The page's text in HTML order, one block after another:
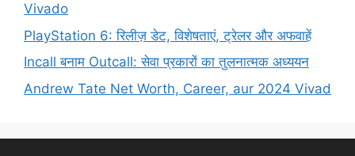
Vivado
PlayStation 6: रिलीज़ डेट, विशेषताएं, ट्रेलर और अफवाहें
Incall बनाम Outcall: सेवा प्रकारों का तुलनात्मक अध्ययन
Andrew Tate Net Worth, Career, aur 2024 Vivad